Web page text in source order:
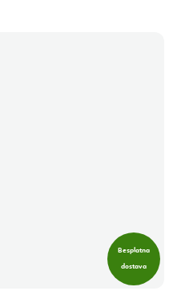
Besplatna
dostava